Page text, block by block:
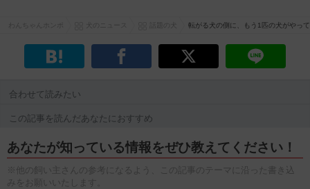
転がる犬の側に、もう1匹の犬がやっ
合わせて読みたい
この記事を読んだあなたにおすすめ
あなたが知っている情報をぜひ教えてください！
※他の飼い主さんの参考になるよう、この記事のテーマに沿った書き込
みをお願いいたします。